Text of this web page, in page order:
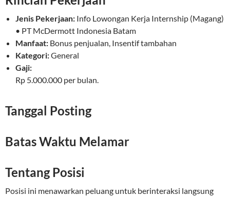
Jenis Pekerjaan: Info Lowongan Kerja Internship (Magang)
• PT McDermott Indonesia Batam
Manfaat: Bonus penjualan, Insentif tambahan
Kategori:General
Gaji:
Rp 5.000.000 per bulan.
Tanggal Posting
Batas Waktu Melamar
Tentang Posisi
Posisi ini menawarkan peluang untuk berinteraksi langsung